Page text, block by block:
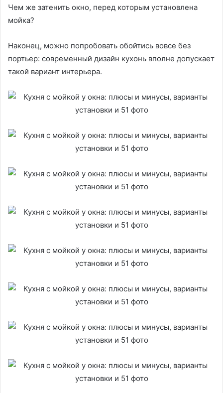
Чем же затенить окно, перед которым установлена
мойка?
Наконец, можно попробовать обойтись вовсе без
портьер: современный дизайн кухонь вполне допускает
такой вариант интерьера.